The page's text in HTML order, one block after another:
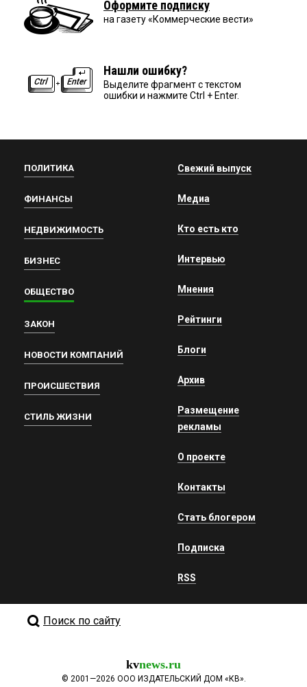
Оформите подписку
на газету «Коммерческие вести»
Нашли ошибку?
Выделите фрагмент с текстом
ошибки и нажмите Ctrl + Enter.
ПОЛИТИКА
ФИНАНСЫ
НЕДВИЖИМОСТЬ
БИЗНЕС
ОБЩЕСТВО
ЗАКОН
НОВОСТИ КОМПАНИЙ
ПРОИСШЕСТВИЯ
СТИЛЬ ЖИЗНИ
Свежий выпуск
Медиа
Кто есть кто
Интервью
Мнения
Рейтинги
Блоги
Архив
Размещение
рекламы
О проекте
Контакты
Стать блогером
Подписка
RSS
Поиск по сайту
kvnews.ru
© 2001—2026 ООО ИЗДАТЕЛЬСКИЙ ДОМ «КВ».